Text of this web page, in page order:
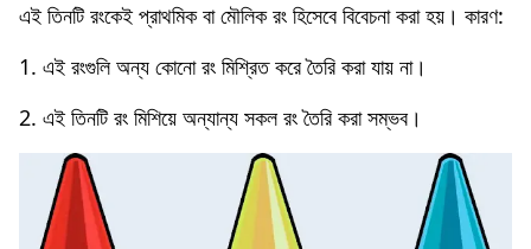
এই তিনটি রংকেই প্রাথমিক বা মৌলিক রং হিসেবে বিবেচনা করা হয়। কারণ:
1. এই রংগুলি অন্য কোনো রং মিশ্রিত করে তৈরি করা যায় না।
2. এই তিনটি রং মিশিয়ে অন্যান্য সকল রং তৈরি করা সম্ভব।